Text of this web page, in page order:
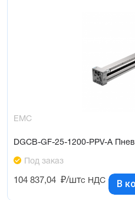
EMC
DGCB-GF-25-1200-PPV-A
Под заказ
104 837,04 ₽/штс НДС В